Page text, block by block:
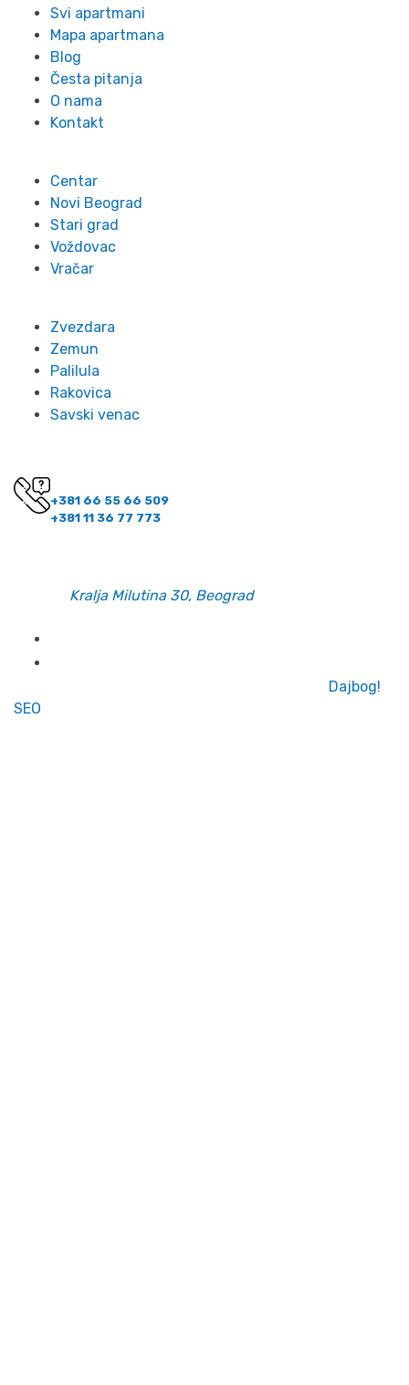
Svi apartmani
Mapa apartmana
Blog
Česta pitanja
O nama
Kontakt
Centar
Novi Beograd
Stari grad
Voždovac
Vračar
Zvezdara
Zemun
Palilula
Rakovica
Savski venac
+381 66 55 66 509
+381 11 36 77 773
Kralja Milutina 30, Beograd
Dajbog!
SEO